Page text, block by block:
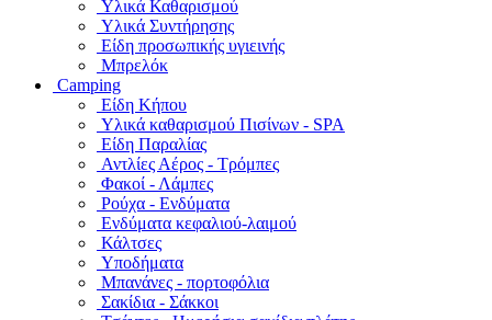
Υλικά Καθαρισμού
Υλικά Συντήρησης
Είδη προσωπικής υγιεινής
Μπρελόκ
Camping
Είδη Κήπου
Υλικά καθαρισμού Πισίνων - SPA
Είδη Παραλίας
Αντλίες Αέρος - Τρόμπες
Φακοί - Λάμπες
Ρούχα - Ενδύματα
Ενδύματα κεφαλιού-λαιμού
Κάλτσες
Υποδήματα
Μπανάνες - πορτοφόλια
Σακίδια - Σάκκοι